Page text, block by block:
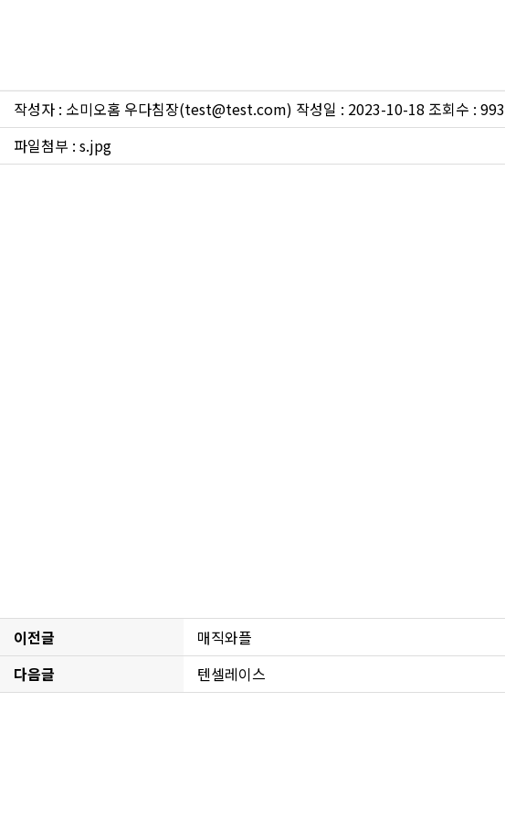
작성자 : 소미오홈 우다침장(test@test.com) 작성일 : 2023-10-18 조회수 : 993
파일첨부 : s.jpg
이전글
매직와플
다음글
텐셀레이스